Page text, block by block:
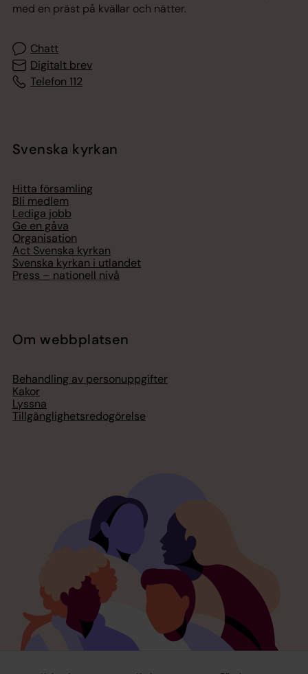
med en präst på kvällar och nätter.
Chatt
Digitalt brev
Telefon 112
Svenska kyrkan
Hitta församling
Bli medlem
Lediga jobb
Ge en gåva
Organisation
Act Svenska kyrkan
Svenska kyrkan i utlandet
Press – nationell nivå
Om webbplatsen
Behandling av personuppgifter
Kakor
Lyssna
Tillgänglighetsredogörelse